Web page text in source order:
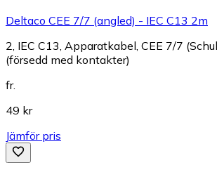
Deltaco CEE 7/7 (angled) - IEC C13 2m
2, IEC C13, Apparatkabel, CEE 7/7
(försedd med kontakter)
fr.
49 kr
Jämför pris